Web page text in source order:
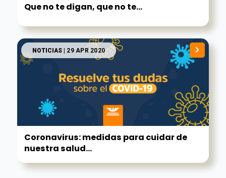
Que no te digan, que no te...
NOTICIAS| 29 APR 2020
Coronavirus: medidas para cuidar de
nuestra salud...